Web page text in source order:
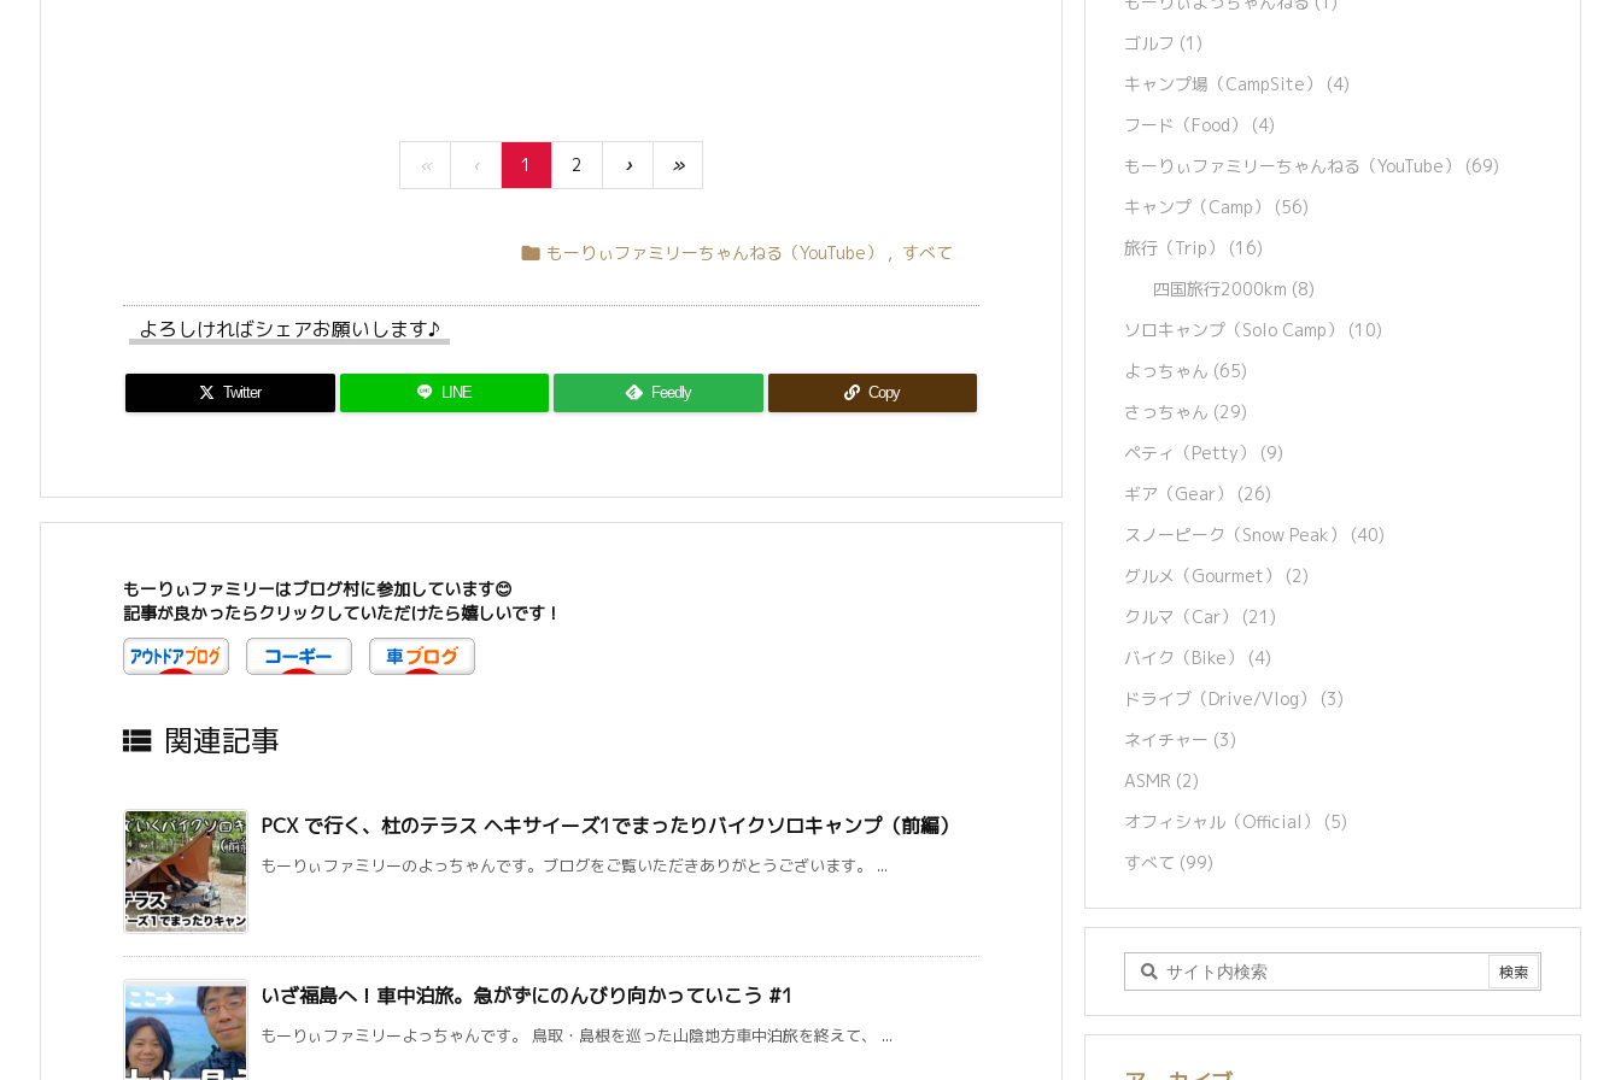
« ‹ 1 2 › »
 もーりぃファミリーちゃんねる（YouTube） , すべて
よろしければシェアお願いします♪
Twitter LINE Feedly Copy
もーりぃファミリーはブログ村に参加しています😊
記事が良かったらクリックしていただけたら嬉しいです！
 関連記事
PCX で行く、杜のテラス ヘキサイーズ1でまったりバイクソロキャンプ（前編）
もーりぃファミリーのよっちゃんです。ブログをご覧いただきありがとうございます。 ...
いざ福島へ！車中泊旅。急がずにのんびり向かっていこう #1
もーりぃファミリーよっちゃんです。 鳥取・島根を巡った山陰地方車中泊旅を終えて、 ...
ゴルフ (1)
キャンプ場（CampSite） (4)
フード（Food） (4)
もーりぃファミリーちゃんねる（YouTube） (69)
キャンプ（Camp） (56)
旅行（Trip） (16)
四国旅行2000km (8)
ソロキャンプ（Solo Camp） (10)
よっちゃん (65)
さっちゃん (29)
ペティ（Petty） (9)
ギア（Gear） (26)
スノーピーク（Snow Peak） (40)
グルメ（Gourmet） (2)
クルマ（Car） (21)
バイク（Bike） (4)
ドライブ（Drive/Vlog） (3)
ネイチャー (3)
ASMR (2)
オフィシャル（Official） (5)
すべて (99)